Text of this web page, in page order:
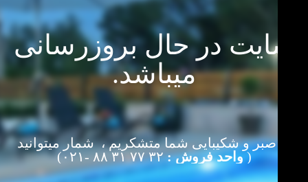
سایت در حال بروزرسانی
میباشد.
از صبر و شکیبایی شما متشکریم ، شمار میتوانید
( واحد فروش :۳۲ ۷۷ ۳۱ ۸۸ -۰۲۱)